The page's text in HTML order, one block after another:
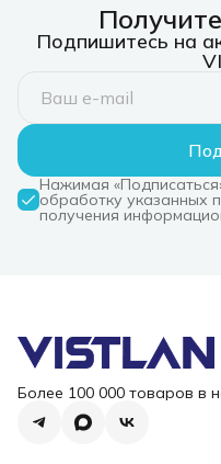
Подпишитесь на
Нажимая
обработку указанных
получения
Более 100 000 товаров в